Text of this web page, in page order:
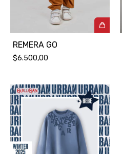
REMERA GO
$6.500,00